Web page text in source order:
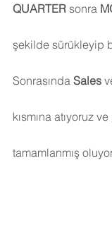
QUARTER sonra
şekilde sürükleyip
Sonrasında Sales
kısmına atıyoruz
tamamlanmış